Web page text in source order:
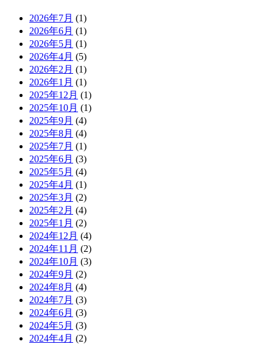
2026年7月 (1)
2026年6月 (1)
2026年5月 (1)
2026年4月 (5)
2026年2月 (1)
2026年1月 (1)
2025年12月 (1)
2025年10月 (1)
2025年9月 (4)
2025年8月 (4)
2025年7月 (1)
2025年6月 (3)
2025年5月 (4)
2025年4月 (1)
2025年3月 (2)
2025年2月 (4)
2025年1月 (2)
2024年12月 (4)
2024年11月 (2)
2024年10月 (3)
2024年9月 (2)
2024年8月 (4)
2024年7月 (3)
2024年6月 (3)
2024年5月 (3)
2024年4月 (2)